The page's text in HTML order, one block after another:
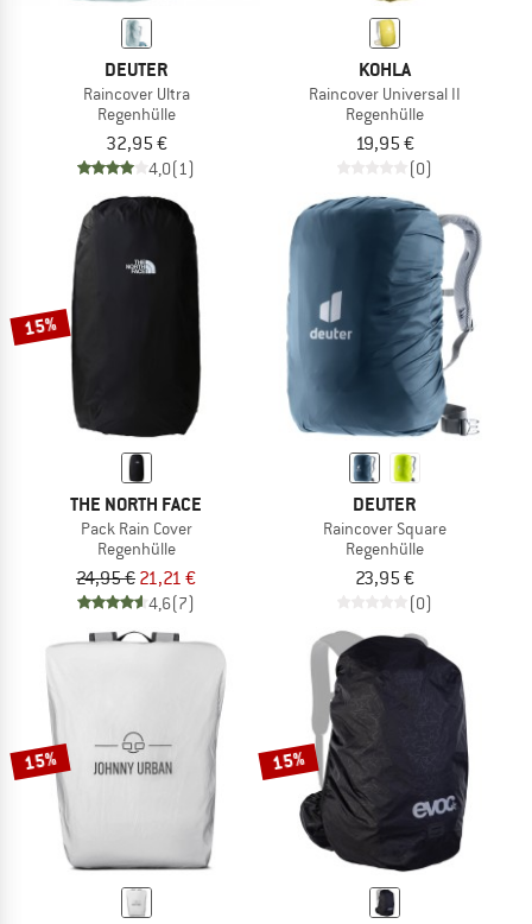
DEUTER
Raincover Ultra
Regenhülle
32,95 €
4,0(1)
KOHLA
Raincover Universal II
Regenhülle
19,95 €
(0)
15%
THE NORTH FACE
Pack Rain Cover
Regenhülle
24,95 € 21,21 €
4,6(7)
DEUTER
Raincover Square
Regenhülle
23,95 €
(0)
15% 15%